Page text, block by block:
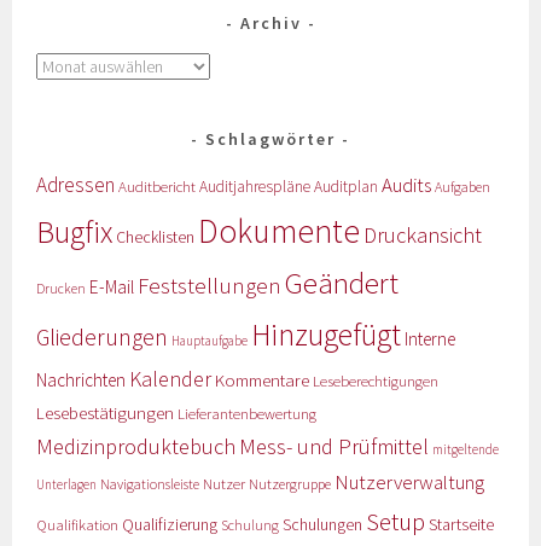
Archiv
Schlagwörter
Adressen AuditberichtAuditjahrespläneAuditplan Audits Aufgaben
Bugfix Checklisten Dokumente Druckansicht
Drucken E-Mail Feststellungen Geändert
Gliederungen Hauptaufgabe Hinzugefügt Interne
Nachrichten KalenderKommentare Leseberechtigungen
Lesebestätigungen Lieferantenbewertung
Medizinproduktebuch Mess- und Prüfmittel mitgeltende
Unterlagen Navigationsleiste Nutzer Nutzergruppe Nutzerverwaltung
Qualifikation Qualifizierung Schulung Schulungen Setup Startseite